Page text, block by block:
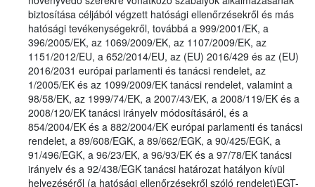
biztosítása céljából végzett hatósági ellenőrzésekről és más
hatósági tevékenységekről, továbbá a 999/2001/EK, a
396/2005/EK, az 1069/2009/EK, az 1107/2009/EK, az
1151/2012/EU, a 652/2014/EU, az (EU) 2016/429 és az (EU)
2016/2031 európai parlamenti és tanácsi rendelet, az
1/2005/EK és az 1099/2009/EK tanácsi rendelet, valamint a
98/58/EK, az 1999/74/EK, a 2007/43/EK, a 2008/119/EK és a
2008/120/EK tanácsi irányelv módosításáról, és a
854/2004/EK és a 882/2004/EK európai parlamenti és tanácsi
rendelet, a 89/608/EGK, a 89/662/EGK, a 90/425/EGK, a
91/496/EGK, a 96/23/EK, a 96/93/EK és a 97/78/EK tanácsi
irányelv és a 92/438/EGK tanácsi határozat hatályon kívül
helyezéséről (a hatósági ellenőrzésekről szóló rendelet)EGT-